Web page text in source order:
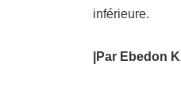
inférieure.
|Par Ebedon